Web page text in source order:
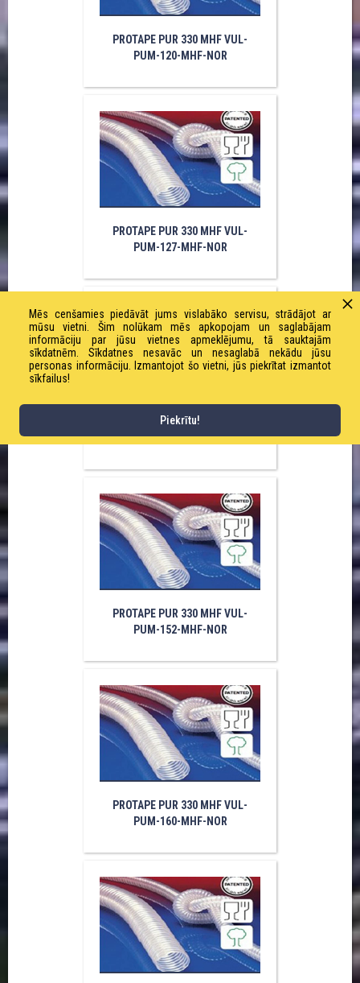
PROTAPE PUR 330 MHF VUL-
PUM-120-MHF-NOR
PROTAPE PUR 330 MHF VUL-
PUM-127-MHF-NOR
PROTAPE PUR 330 MHF VUL-
PUM-140-MHF-NOR
PROTAPE PUR 330 MHF VUL-
PUM-152-MHF-NOR
PROTAPE PUR 330 MHF VUL-
PUM-160-MHF-NOR
Mēs cenšamies piedāvāt jums vislabāko servisu, strādājot ar
mūsu vietni. Šim nolūkam mēs apkopojam un saglabājam
informāciju par jūsu vietnes apmeklējumu, tā sauktajām
sīkdatnēm. Sīkdatnes nesavāc un nesaglabā nekādu jūsu
personas informāciju. Izmantojot šo vietni, jūs piekrītat izmantot
sīkfailus!
Piekrītu!